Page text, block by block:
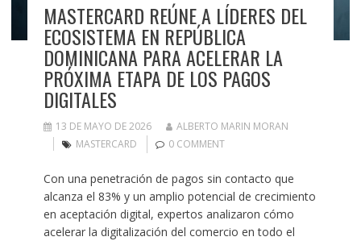
MASTERCARD REÚNE A LÍDERES DEL
ECOSISTEMA EN REPÚBLICA
DOMINICANA PARA ACELERAR LA
PRÓXIMA ETAPA DE LOS PAGOS
DIGITALES
13 DE MAYO DE 2026
ALBERTO MARIN MORAN
MASTERCARD
0 COMMENT
Con una penetración de pagos sin contacto que
alcanza el 83% y un amplio potencial de crecimiento
en aceptación digital, expertos analizaron cómo
acelerar la digitalización del comercio en todo el